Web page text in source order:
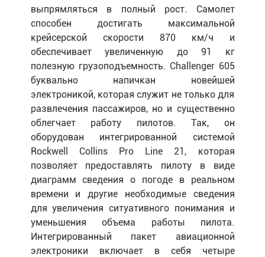
выпрямляться в полный рост. Самолет
способен достигать максимальной
крейсерской скорости 870 км/ч и
обеспечивает увеличенную до 91 кг
полезную грузоподъемность. Challenger 605
буквально напичкан новейшей
электроникой, которая служит не только для
развлечения пассажиров, но и существенно
облегчает работу пилотов. Так, он
оборудован интегрированной системой
Rockwell Collins Pro Line 21, которая
позволяет предоставлять пилоту в виде
диаграмм сведения о погоде в реальном
времени и другие необходимые сведения
для увеличения ситуативного понимания и
уменьшения объема работы пилота.
Интегрированный пакет авиационной
электроники включает в себя четыре